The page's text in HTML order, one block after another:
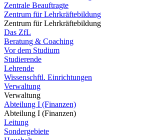
Zentrale Beauftragte
Zentrum für Lehrkräftebildung
Zentrum für Lehrkräftebildung
Das ZfL
Beratung & Coaching
Vor dem Studium
Studierende
Lehrende
Wissenschftl. Einrichtungen
Verwaltung
Verwaltung
Abteilung I (Finanzen)
Abteilung I (Finanzen)
Leitung
Sondergebiete